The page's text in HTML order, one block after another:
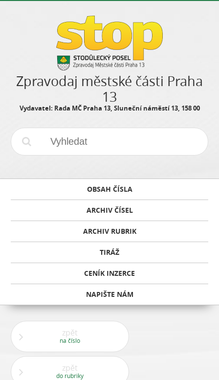
Zpravodaj městské části Praha
13
Vydavatel: Rada MČ Praha 13, Sluneční náměstí 13, 158 00
OBSAH ČÍSLA
ARCHIV ČÍSEL
ARCHIV RUBRIK
TIRÁŽ
CENÍK INZERCE
NAPIŠTE NÁM
zpět
na číslo
zpět
do rubriky